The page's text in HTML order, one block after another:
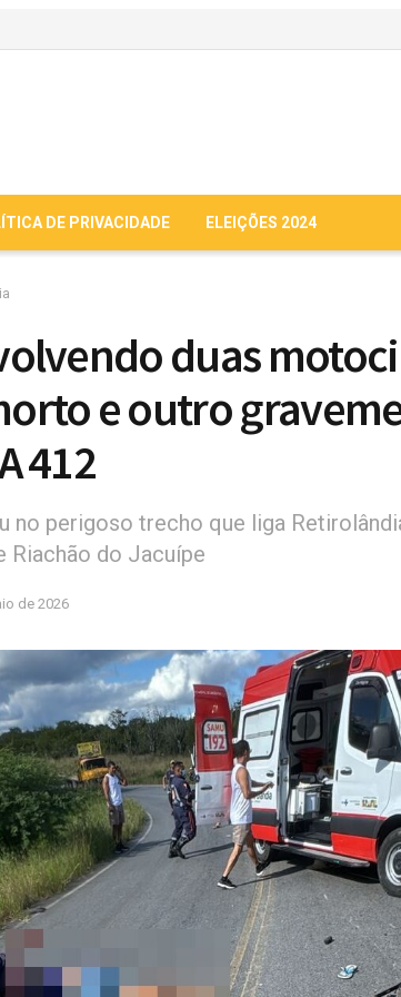
DE PRIVACIDADE ELEIÇÕES 2024
duas
e outro
412
no perigoso trecho que liga
Riachão do Jacuípe
de 2026